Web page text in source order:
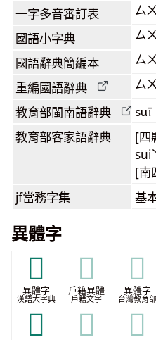
一字多音審訂表 ㄙ
國語小字典 ㄙ
國語辭典簡編本 ㄙ
重編國語辭典 ㄙ
教育部閩南語辭典 suī
教育部客家語辭典
[四
[南
jf當務字集 基
異體字
𡑞
異體字
漢語大字典
𡑞
戶籍異體
戶籍文字
𡑞
異體字
台灣教育部
𨽡 𨽡 𨽡